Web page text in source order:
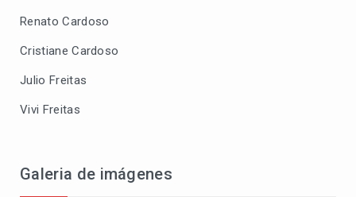
Renato Cardoso
Cristiane Cardoso
Julio Freitas
Vivi Freitas
Galeria de imágenes